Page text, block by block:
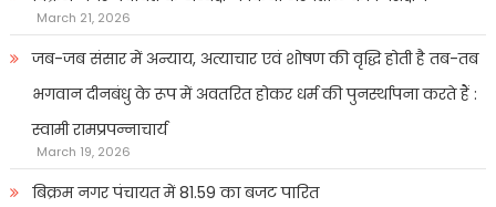
March 21, 2026
जब-जब संसार में अन्याय, अत्याचार एवं शोषण की वृद्धि होती है तब-तब
भगवान दीनबंधु के रूप में अवतरित होकर धर्म की पुनर्स्थापना करते हैं :
स्वामी रामप्रपन्नाचार्य
March 19, 2026
बिक्रम नगर पंचायत में 81.59 का बजट पारित